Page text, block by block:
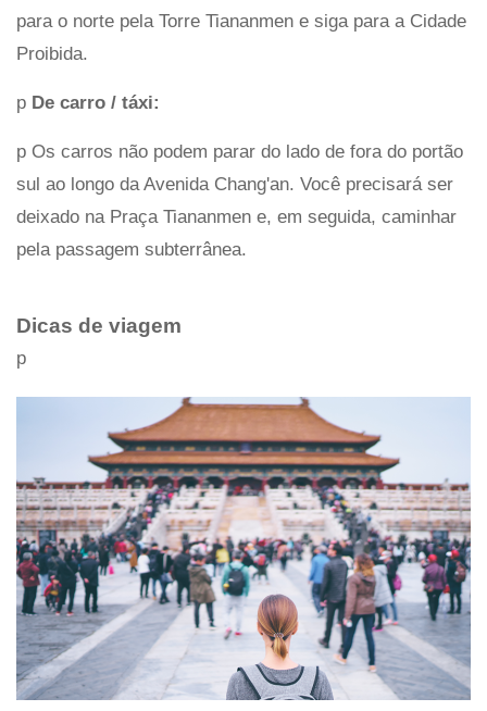
para o norte pela Torre Tiananmen e siga para a Cidade
Proibida.
p De carro / táxi:
p Os carros não podem parar do lado de fora do portão
sul ao longo da Avenida Chang'an. Você precisará ser
deixado na Praça Tiananmen e, em seguida, caminhar
pela passagem subterrânea.
Dicas de viagem
p